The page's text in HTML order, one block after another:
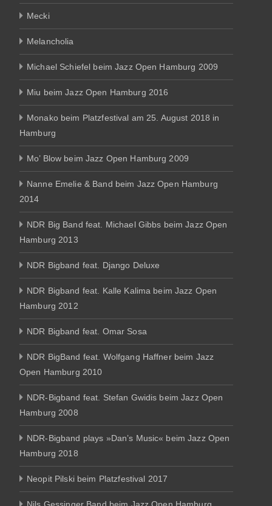
Mecki
Melancholia
Michael Schiefel beim Jazz Open Hamburg 2009
Miu beim Jazz Open Hamburg 2016
Monako beim Platzfestival am 25. August 2018 in
Hamburg
Mo’ Blow beim Jazz Open Hamburg 2009
Nanne Emelie & Band beim Jazz Open Hamburg
2014
NDR Big Band feat. Michael Gibbs beim Jazz Open
Hamburg 2013
NDR Bigband feat. Django Deluxe
NDR Bigband feat. Kalle Kalima beim Jazz Open
Hamburg 2012
NDR Bigband feat. Omar Sosa
NDR BigBand feat. Wolfgang Haffner beim Jazz
Open Hamburg 2010
NDR-Bigband feat. Stefan Gwidis beim Jazz Open
Hamburg 2008
NDR-Bigband plays »Dan’s Music« beim Jazz Open
Hamburg 2018
Neopit Pilski beim Platzfestival 2017